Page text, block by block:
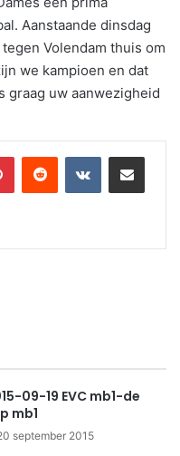
Aanstaande dinsdag
Volendam thuis om
we kampioen en dat
graag uw aanwezigheid
PinterestReddit VKontakteShare via Email
09-19 EVC mb1-de
mb1
september 2015